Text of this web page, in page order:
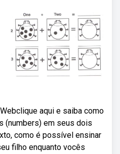
aqui e saiba como
(numbers) em seus dois
como é possível ensinar
filho enquanto vocês